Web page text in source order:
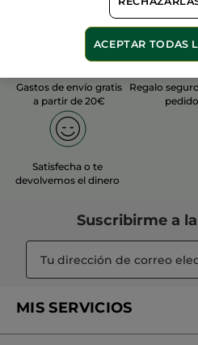
Gastos de envío gratis
a partir de 20€
Regalo
pedido
Satisfecha o te
devolvemos el dinero
Suscribirme a
MIS SERVICIOS
ACEPTAR TODAS